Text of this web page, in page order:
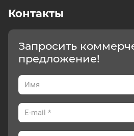
Контакты
Запросить
предложение!